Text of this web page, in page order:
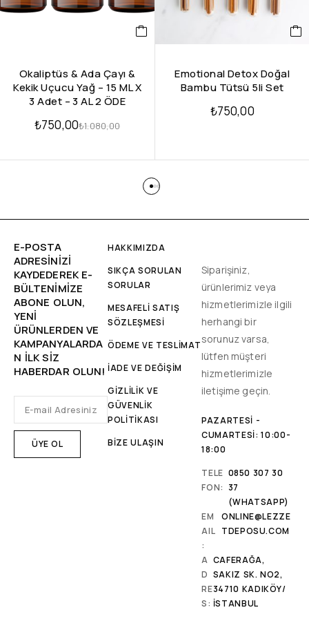
Okaliptüs & Ada Çayı &
Kekik Uçucu Yağ – 15 ML X
3 Adet – 3 AL 2 ÖDE
₺1.080,00
₺750,00
Emotional Detox Doğal
Bambu Tütsü 5li Set
₺750,00
E-POSTA
ADRESINIZI
KAYDEDEREK E-
BÜLTENIMIZE
ABONE OLUN,
YENİ
ÜRÜNLERDEN VE
KAMPANYALARDA
N ILK SIZ
HABERDAR OLUN!
HAKKIMIZDA
SIKÇA SORULAN
SORULAR
MESAFELİ SATIŞ
SÖZLEŞMESİ
ÖDEME VE TESLİMAT
İADE VE DEĞİŞİM
GİZLİLİK VE
GÜVENLİK
POLİTİKASI
BİZE ULAŞIN
Siparişiniz,
ürünlerimiz veya
hizmetlerimizle ilgili
herhangi bir
sorunuz varsa,
lütfen müşteri
hizmetlerimizle
iletişime geçin.
PAZARTESI -
CUMARTESI: 10:00-
18:00
TELE
FON:
0850 307 30
37
(WHATSAPP)
EM
AIL
:
ONLINE@LEZZE
TDEPOSU.COM
A
D
RE
S:
CAFERAĞA,
SAKIZ SK. NO2,
34710 KADIKÖY/
İSTANBUL